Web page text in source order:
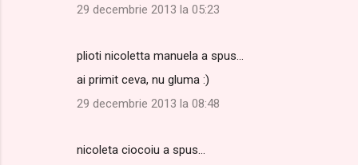
29 decembrie 2013 la 05:23
plioti nicoletta manuela a spus…
ai primit ceva, nu gluma :)
29 decembrie 2013 la 08:48
nicoleta ciocoiu a spus…